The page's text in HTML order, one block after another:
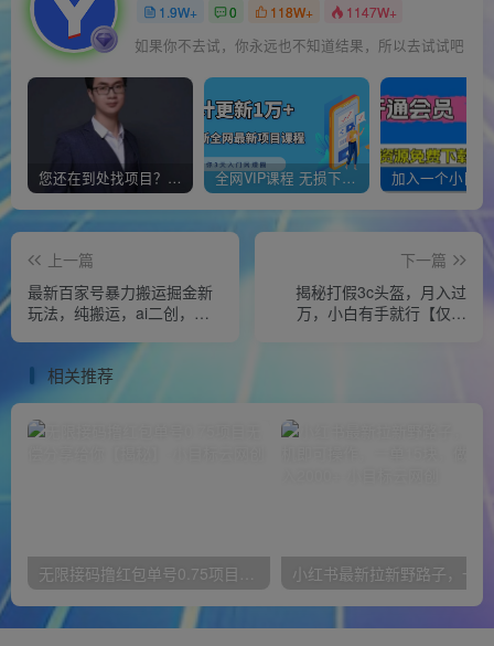
1.9W+ 0 118W+ 1147W+
如果你不去试，你永远也不知道结果，所以去试试吧
您还在到处找项目？还在当韭菜？我靠经营“一个小目标网创商城”年入百W+，曾经我也负债累累! 全网VIP课程 无损下载~
上一篇
最新百家号暴力搬运掘金新
玩法，纯搬运，ai二创，简
500-1000【揭秘】
下一篇
揭秘打假3c头盔，月入过
万，小白有手就行【仅揭
相关推荐
无限接码撸红包单号0.75项目无偿分享给你【揭秘】